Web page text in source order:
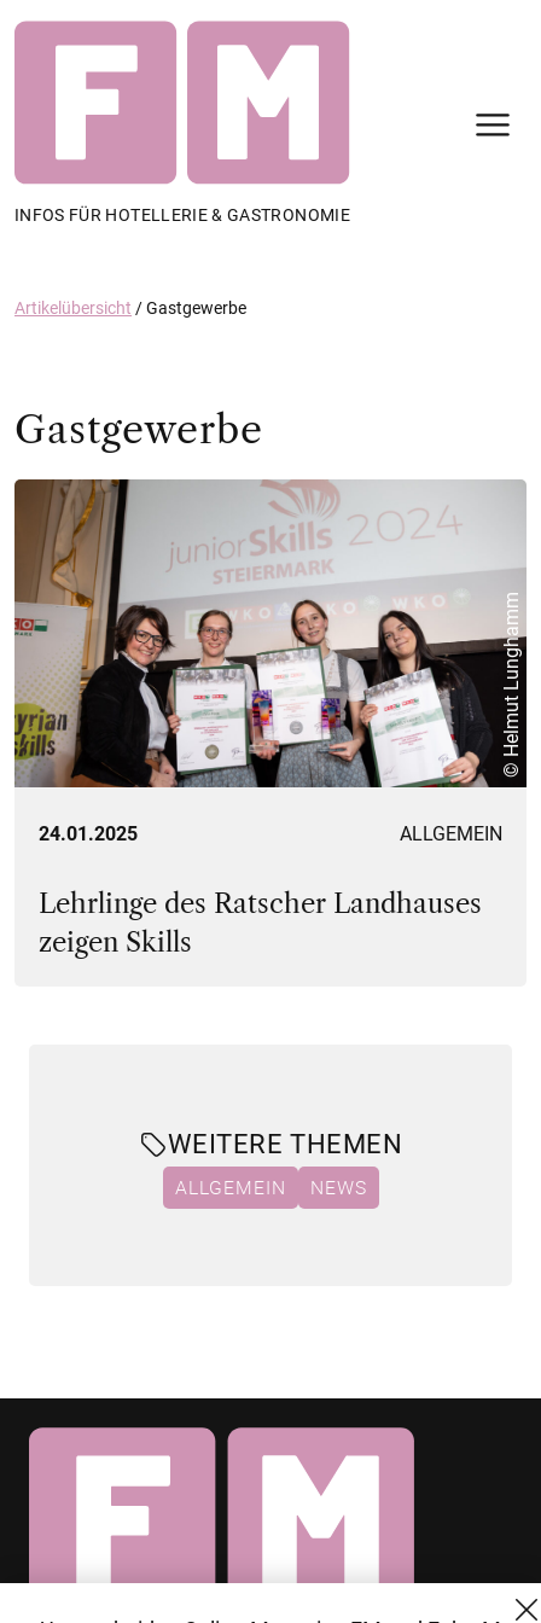
INFOS FÜR HOTELLERIE & GASTRONOMIE
Artikelübersicht /Gastgewerbe
Gastgewerbe
© Helmut Lunghamm
24.01.2025 ALLGEMEIN
Lehrlinge des Ratscher Landhauses
zeigen Skills
WEITERE THEMEN
ALLGEMEIN NEWS